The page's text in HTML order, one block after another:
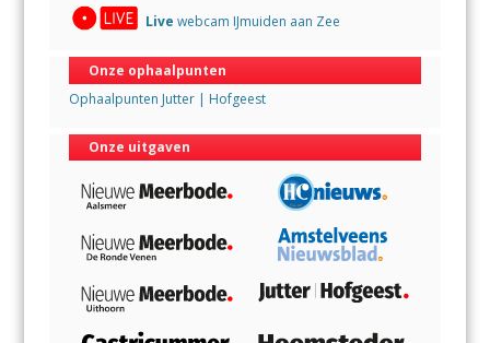
Live webcam IJmuiden aan Zee
Onze ophaalpunten
Ophaalpunten Jutter | Hofgeest
Onze uitgaven